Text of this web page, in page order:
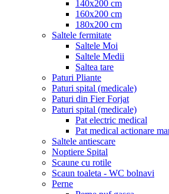
140x200 cm
160x200 cm
180x200 cm
Saltele fermitate
Saltele Moi
Saltele Medii
Saltea tare
Paturi Pliante
Paturi spital (medicale)
Paturi din Fier Forjat
Paturi spital (medicale)
Pat electric medical
Pat medical actionare
Saltele antiescare
Noptiere Spital
Scaune cu rotile
Scaun toaleta - WC bolnavi
Perne